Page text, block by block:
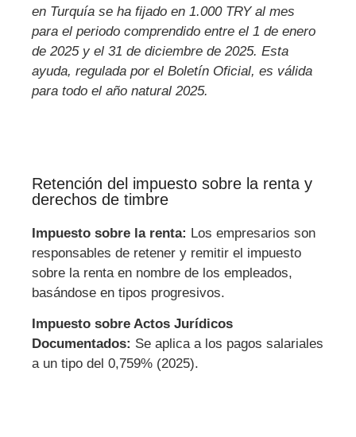
en Turquía se ha fijado en 1.000 TRY al mes
para el periodo comprendido entre el 1 de enero
de 2025 y el 31 de diciembre de 2025. Esta
ayuda, regulada por el Boletín Oficial, es válida
para todo el año natural 2025.
Retención del impuesto sobre la renta y
derechos de timbre
Impuesto sobre la renta: Los empresarios son
responsables de retener y remitir el impuesto
sobre la renta en nombre de los empleados,
basándose en tipos progresivos.
Impuesto sobre Actos Jurídicos
Documentados: Se aplica a los pagos salariales
a un tipo del 0,759% (2025).